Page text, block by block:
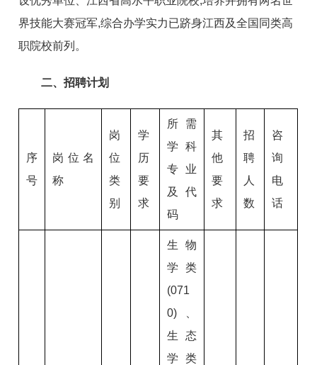
界技能大赛冠军,综合办学实力已跻身江西及全国同类高
职院校前列。
二、招聘计划
序
号
岗位名
称
岗
位
类
别
学
历
要
求
所需
学科
专业
及代
码
其
他
要
求
招
聘
人
数
咨
询
电
话
生物
学类
(071
0)、
生态
学类